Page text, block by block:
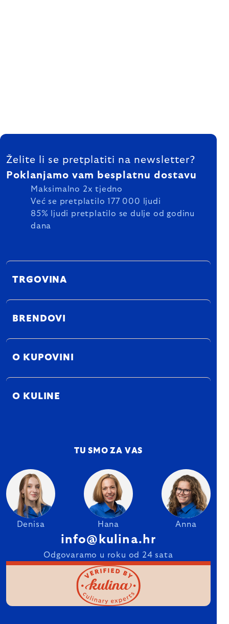
FOOTER
Želite li se pretplatiti na newsletter?
Poklanjamo vam besplatnu dostavu
Maksimalno 2x tjedno
Već se pretplatilo 177 000 ljudi
85% ljudi pretplatilo se dulje od godinu
dana
TRGOVINA
BRENDOVI
O KUPOVINI
O KULINE
TU SMO ZA VAS
Denisa Hana Anna
info@kulina.hr
Odgovaramo u roku od 24 sata